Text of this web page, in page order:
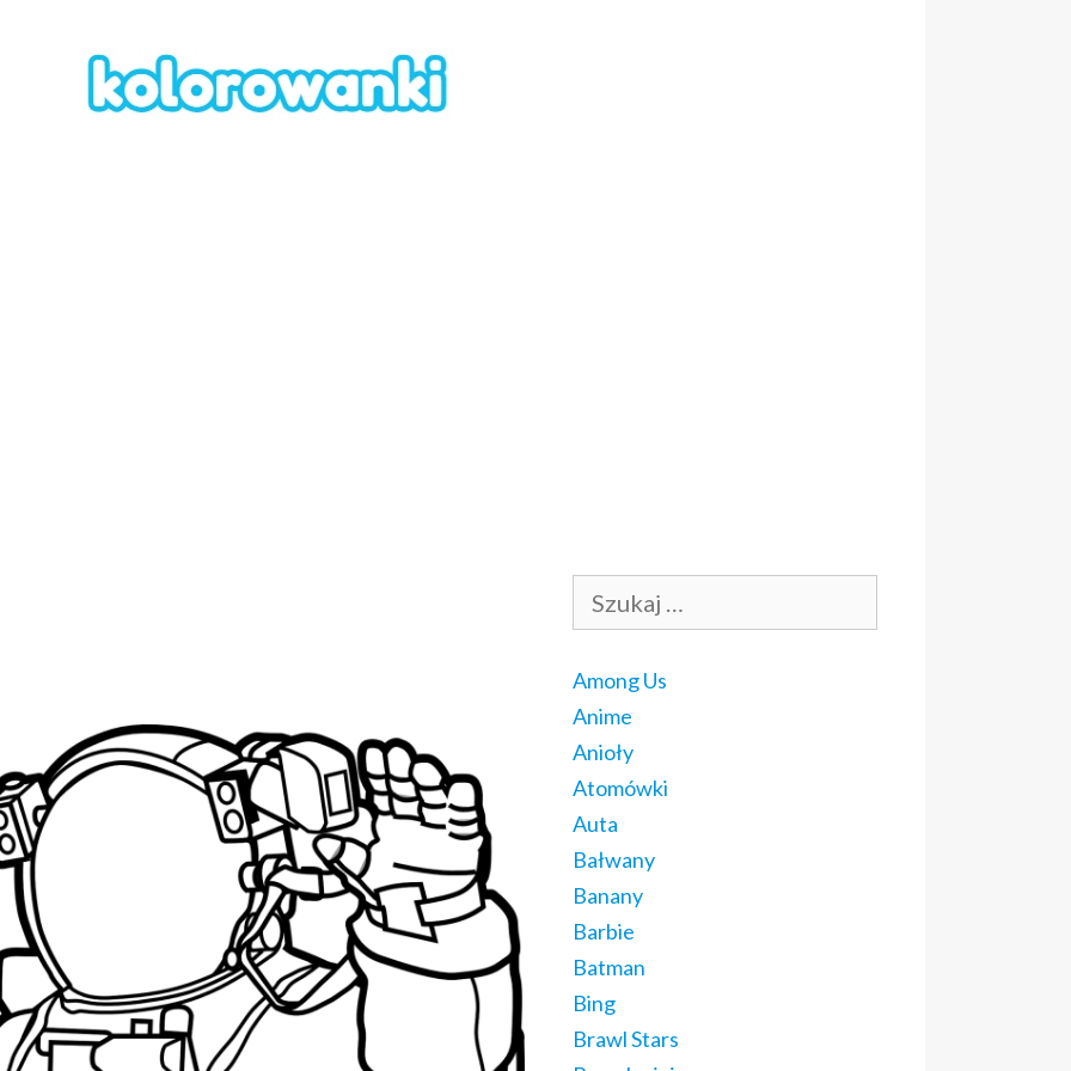
Among Us
Anime
Anioły
Atomówki
Auta
Bałwany
Banany
Barbie
Batman
Bing
Brawl Stars